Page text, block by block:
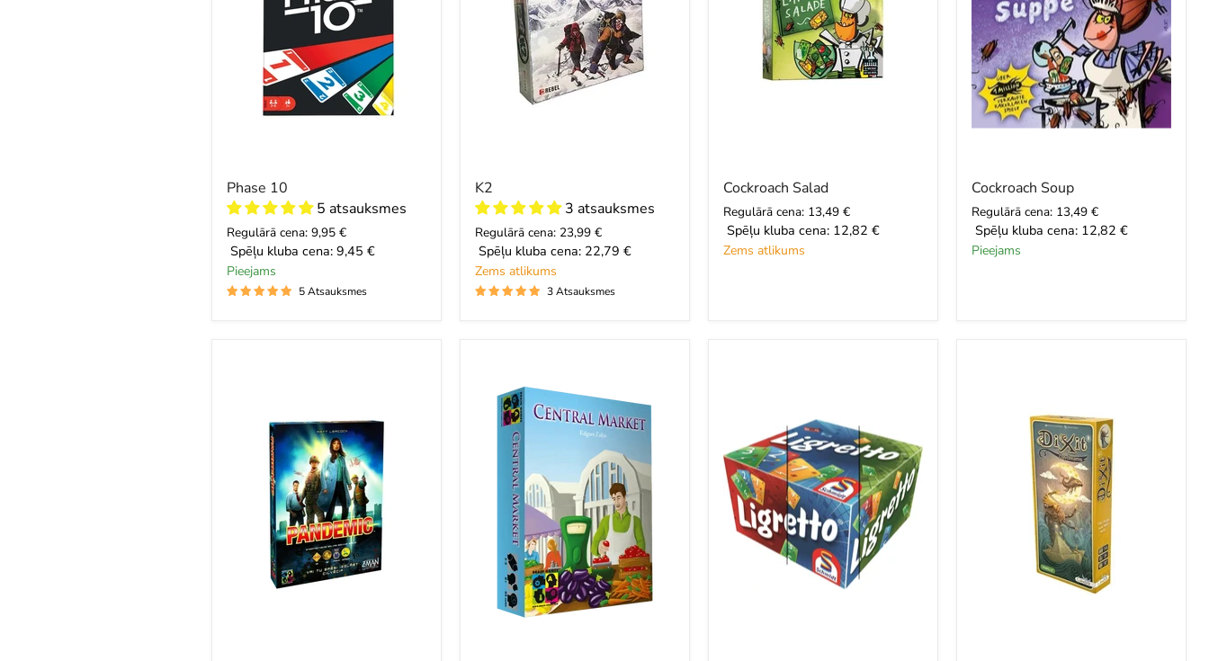
Phase 10
5 atsauksmes
Regulārā cena: 9,95 €
Spēļu kluba cena: 9,45 €
Pieejams
5 Atsauksmes
K2
3 atsauksmes
Regulārā cena: 23,99 €
Spēļu kluba cena: 22,79 €
Zems atlikums
3 Atsauksmes
Cockroach Salad
Regulārā cena: 13,49 €
Spēļu kluba cena: 12,82 €
Zems atlikums
Cockroach Soup
Regulārā cena: 13,49 €
Spēļu kluba cena: 12,82 €
Pieejams
EN/DE